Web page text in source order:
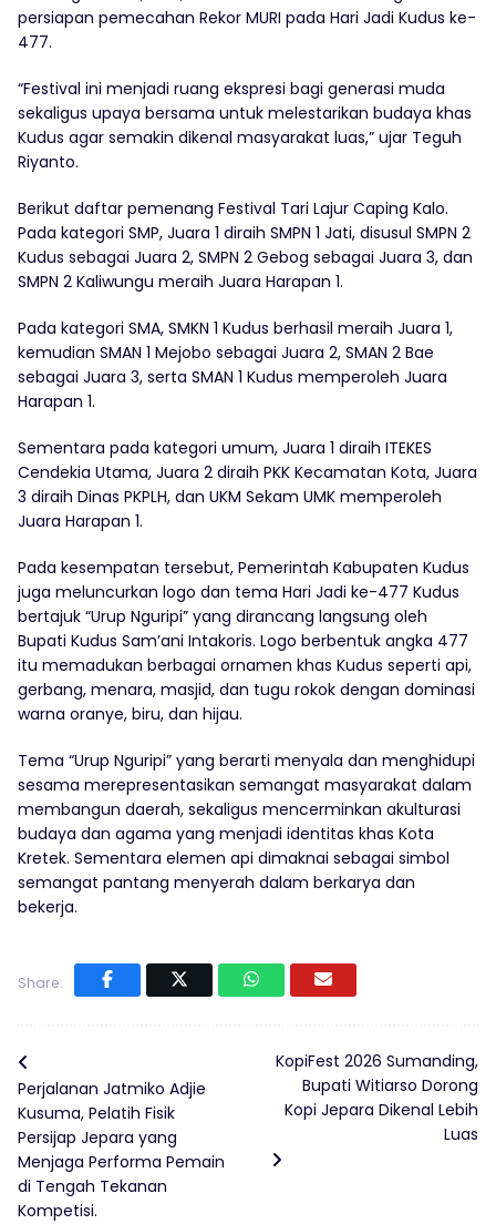
persiapan pemecahan Rekor MURI pada Hari Jadi Kudus ke-
477.
“Festival ini menjadi ruang ekspresi bagi generasi muda
sekaligus upaya bersama untuk melestarikan budaya khas
Kudus agar semakin dikenal masyarakat luas,” ujar Teguh
Riyanto.
Berikut daftar pemenang Festival Tari Lajur Caping Kalo.
Pada kategori SMP, Juara 1 diraih SMPN 1 Jati, disusul SMPN 2
Kudus sebagai Juara 2, SMPN 2 Gebog sebagai Juara 3, dan
SMPN 2 Kaliwungu meraih Juara Harapan 1.
Pada kategori SMA, SMKN 1 Kudus berhasil meraih Juara 1,
kemudian SMAN 1 Mejobo sebagai Juara 2, SMAN 2 Bae
sebagai Juara 3, serta SMAN 1 Kudus memperoleh Juara
Harapan 1.
Sementara pada kategori umum, Juara 1 diraih ITEKES
Cendekia Utama, Juara 2 diraih PKK Kecamatan Kota, Juara
3 diraih Dinas PKPLH, dan UKM Sekam UMK memperoleh
Juara Harapan 1.
Pada kesempatan tersebut, Pemerintah Kabupaten Kudus
juga meluncurkan logo dan tema Hari Jadi ke-477 Kudus
bertajuk “Urup Nguripi” yang dirancang langsung oleh
Bupati Kudus Sam’ani Intakoris. Logo berbentuk angka 477
itu memadukan berbagai ornamen khas Kudus seperti api,
gerbang, menara, masjid, dan tugu rokok dengan dominasi
warna oranye, biru, dan hijau.
Tema “Urup Nguripi” yang berarti menyala dan menghidupi
sesama merepresentasikan semangat masyarakat dalam
membangun daerah, sekaligus mencerminkan akulturasi
budaya dan agama yang menjadi identitas khas Kota
Kretek. Sementara elemen api dimaknai sebagai simbol
semangat pantang menyerah dalam berkarya dan
bekerja.
Share:
Perjalanan Jatmiko Adjie
Kusuma, Pelatih Fisik
Persijap Jepara yang
Menjaga Performa Pemain
di Tengah Tekanan
Kompetisi.
KopiFest 2026 Sumanding,
Bupati Witiarso Dorong
Kopi Jepara Dikenal Lebih
Luas